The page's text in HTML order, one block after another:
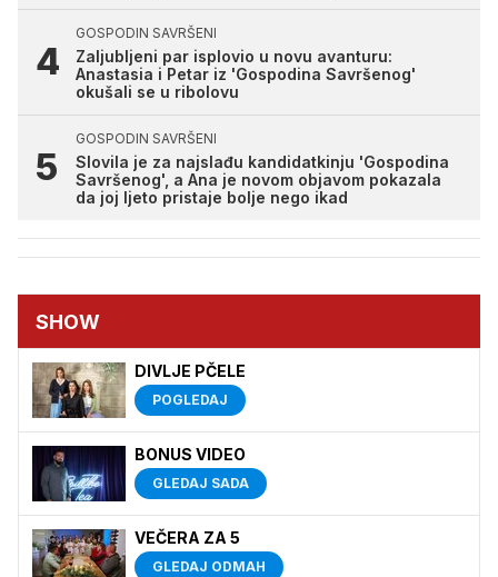
GOSPODIN SAVRŠENI
Zaljubljeni par isplovio u novu avanturu:
Anastasia i Petar iz 'Gospodina Savršenog'
okušali se u ribolovu
GOSPODIN SAVRŠENI
Slovila je za najslađu kandidatkinju 'Gospodina
Savršenog', a Ana je novom objavom pokazala
da joj ljeto pristaje bolje nego ikad
SHOW
DIVLJE PČELE
POGLEDAJ
BONUS VIDEO
GLEDAJ SADA
VEČERA ZA 5
GLEDAJ ODMAH